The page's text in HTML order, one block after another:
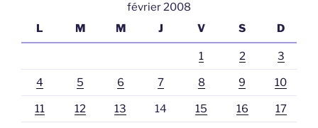
février 2008
L
M M J V S D
1 2 3
4 5 6 7 8 9 10
11 12 13 14 15 16 17